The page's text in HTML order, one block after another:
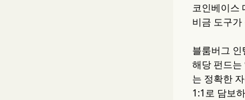
코인베이스
비금 도구
블룸버그
해당 펀드는
는 정확한
1:1로 담보